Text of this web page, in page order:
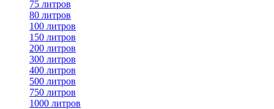
75 литров
80 литров
100 литров
150 литров
200 литров
300 литров
400 литров
500 литров
750 литров
1000 литров